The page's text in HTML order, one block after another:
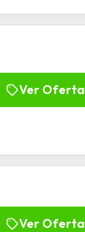
Ver Oferta
Ver Oferta